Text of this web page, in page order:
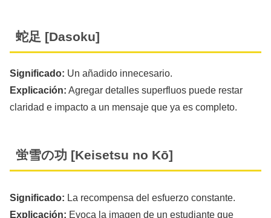
蛇足 [Dasoku]
Significado: Un añadido innecesario.
Explicación: Agregar detalles superfluos puede restar
claridad e impacto a un mensaje que ya es completo.
蛍雪の功 [Keisetsu no Kō]
Significado: La recompensa del esfuerzo constante.
Explicación: Evoca la imagen de un estudiante que